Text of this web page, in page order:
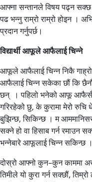
आफ्ना सन्तानले विषय पढ्न सक्छ
पढ भन्नु राम्रो राम्रो होइन ।
प्रदान गर्नुपर्छ।
विद्यार्थी आफूले आफैलाई चिन्ने
आफूले आफैलाई चिन्न निकै गाह्रो
आफैलाई चिन्न सकेका छौं कि
छन् । पहिलो भनेको आफू
गरिरहेको छु, के कुरामा मेरो रुचि
बुझिन्छ, सिकिन्छ । म
सक्ने हो वा हिसाब गर्न रमाउन
भन्नेबारे आफूलाई चिन्न सकिन्छ ।
दोस्रो आफ्नो कुन–कुन काममा
तिमीले यो कुरा गर्न सक्छौं,